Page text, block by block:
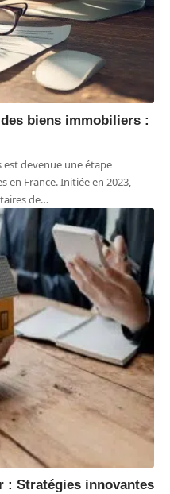
biens immobiliers :
devenue une étape
en France. Initiée en 2023,
de…
: Stratégies innovantes